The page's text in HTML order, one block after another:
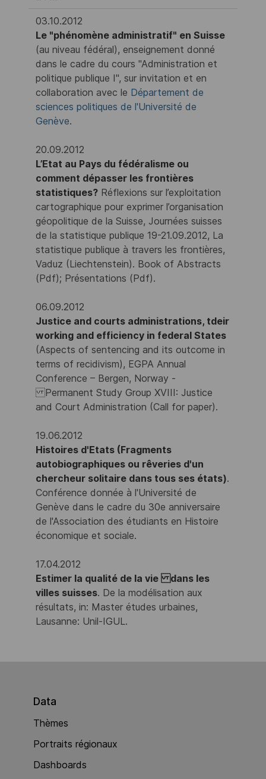
03.10.2012
Le "phénomène administratif" en Suisse
(au niveau fédéral), enseignement donné
dans le cadre du cours "Administration et
politique publique I", sur invitation et en
collaboration avec le Département de
sciences politiques de l'Université de
Genève.
20.09.2012
L’Etat au Pays du fédéralisme ou
comment dépasser les frontières
statistiques? Réflexions sur l’exploitation
cartographique pour exprimer l’organisation
géopolitique de la Suisse, Journées suisses
de la statistique publique 19-21.09.2012, La
statistique publique à travers les frontières,
Vaduz (Liechtenstein). Book of Abstracts
(Pdf); Présentations (Pdf).
06.09.2012
Justice and courts administrations, tdeir
working and efficiency in federal States
(Aspects of sentencing and its outcome in
terms of recidivism), EGPA Annual
Conference – Bergen, Norway -
Permanent Study Group XVIII: Justice
and Court Administration (Call for paper).
19.06.2012
Histoires d'Etats (Fragments
autobiographiques ou rêveries d'un
chercheur solitaire dans tous ses états).
Conférence donnée à l'Université de
Genève dans le cadre du 30e anniversaire
de l'Association des étudiants en Histoire
économique et sociale.
17.04.2012
Estimer la qualité de la vie dans les
villes suisses. De la modélisation aux
résultats, in: Master études urbaines,
Lausanne: Unil-IGUL.
Data
Thèmes
Portraits régionaux
Dashboards